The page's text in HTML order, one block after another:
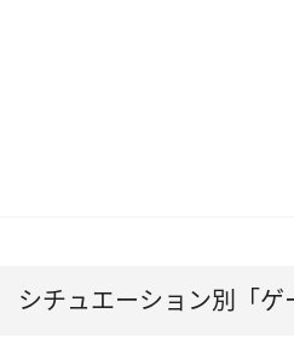
シチュエーション別「